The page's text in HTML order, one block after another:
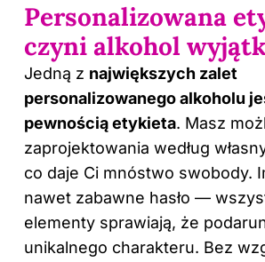
Personalizowana
czyni alkohol
Jedną z największych zalet
personalizowanego alkoholu
pewnością etykieta. Masz
zaprojektowania według
co daje Ci mnóstwo swobody.
nawet zabawne hasło —
elementy sprawiają, że
unikalnego charakteru. Bez